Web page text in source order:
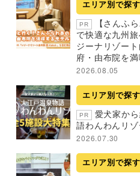
エリア別で探す
PR
【さんふ
で快適な九州
ジーナリゾー
府・由布院を
2026.08.05
エリア別で探す
PR
愛犬家か
語わんわんリ
2026.07.30
エリア別で探す